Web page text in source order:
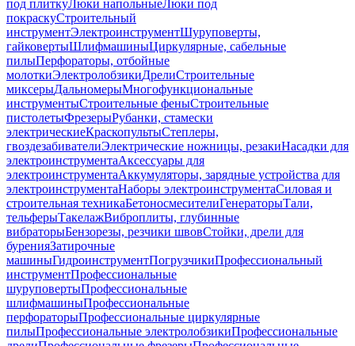
под плиткуЛюки напольныеЛюки под
покраскуСтроительный
инструментЭлектроинструментШуруповерты,
гайковертыШлифмашиныЦиркулярные, сабельные
пилыПерфораторы, отбойные
молоткиЭлектролобзикиДрелиСтроительные
миксерыДальномерыМногофункциональные
инструментыСтроительные феныСтроительные
пистолетыФрезерыРубанки, стамески
электрическиеКраскопультыСтеплеры,
гвоздезабивателиЭлектрические ножницы, резакиНасадки для
электроинструментаАксессуары для
электроинструментаАккумуляторы, зарядные устройства для
электроинструментаНаборы электроинструментаСиловая и
строительная техникаБетоносмесителиГенераторыТали,
тельферыТакелажВиброплиты, глубинные
вибраторыБензорезы, резчики швовСтойки, дрели для
буренияЗатирочные
машиныГидроинструментПогрузчикиПрофессиональный
инструментПрофессиональные
шуруповертыПрофессиональные
шлифмашиныПрофессиональные
перфораторыПрофессиональные циркулярные
пилыПрофессиональные электролобзикиПрофессиональные